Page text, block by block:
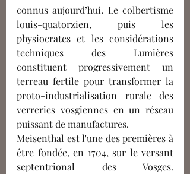
connus aujourd’hui. Le colbertisme
louis-quatorzien, puis les
physiocrates et les considérations
techniques des Lumières
constituent progressivement un
terreau fertile pour transformer la
proto-industrialisation rurale des
verreries vosgiennes en un réseau
puissant de manufactures.
Meisenthal est l'une des premières à
être fondée, en 1704, sur le versant
septentrional des Vosges.